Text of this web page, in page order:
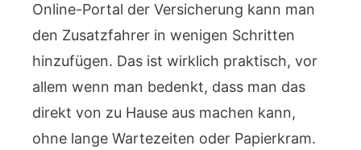
Online-Portal der Versicherung kann man
den Zusatzfahrer in wenigen Schritten
hinzufügen. Das ist wirklich praktisch, vor
allem wenn man bedenkt, dass man das
direkt von zu Hause aus machen kann,
ohne lange Wartezeiten oder Papierkram.